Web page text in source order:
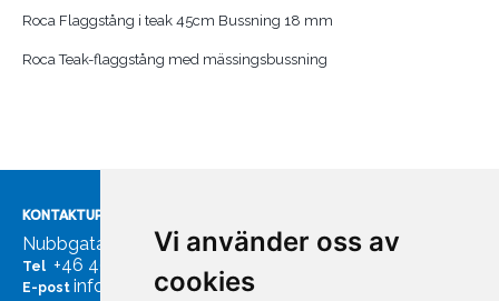
Vi använder oss av
cookies
Roca Flaggstång i teak 45cm Bussning 18 mm
Roca Teak-flaggstång med mässingsbussning
KONTAKTUPPGIFTER
Nubbgatan 7, 211 24 Malmö
Tel +46 40185561
E-post info@bachmans.se